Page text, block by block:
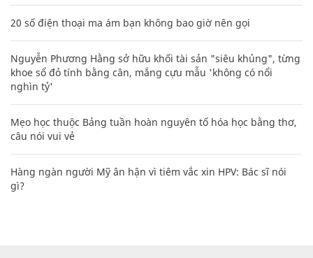
20 số điện thoại ma ám bạn không bao giờ nên gọi
Nguyễn Phương Hằng sở hữu khối tài sản "siêu khủng", từng
khoe sổ đỏ tính bằng cân, mắng cựu mẫu 'không có nổi
nghìn tỷ'
Mẹo học thuộc Bảng tuần hoàn nguyên tố hóa học bằng thơ,
câu nói vui vẻ
Hàng ngàn người Mỹ ân hận vì tiêm vắc xin HPV: Bác sĩ nói
gì?